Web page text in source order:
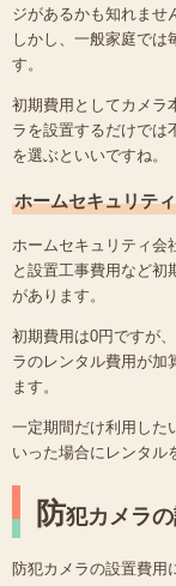
ジがあるかも知れませ
しかし、一般家庭では
す。
初期費用としてカメラ
ラを設置するだけでは
を選ぶといいですね。
ホームセキュリテ
ホームセキュリティ会
と設置工事費用など初
があります。
初期費用は0円ですが
ラのレンタル費用が加
ます。
一定期間だけ利用した
いった場合にレンタル
防犯カメラ
防犯カメラの設置費用